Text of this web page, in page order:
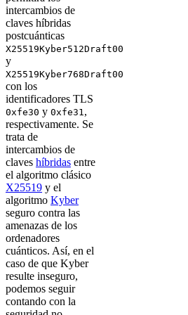
intercambios de
claves híbridas
postcuánticas
X25519Kyber512Draft00
y
X25519Kyber768Draft00
con los
identificadores TLS
0xfe30 y 0xfe31,
respectivamente. Se
trata de
intercambios de
claves híbridas entre
el algoritmo clásico
X25519 y el
algoritmo Kyber
seguro contra las
amenazas de los
ordenadores
cuánticos. Así, en el
caso de que Kyber
resulte inseguro,
podemos seguir
contando con la